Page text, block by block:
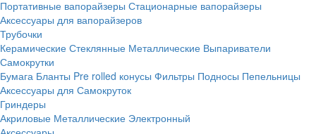
Портативные вапорайзеры Стационарные вапорайзеры
Аксессуары для вапорайзеров
Трубочки
Керамические Стеклянные Металлические Выпариватели
Самокрутки
Бумага Бланты Pre rolled конусы Фильтры Подносы Пепельницы
Аксессуары для Самокруток
Гриндеры
Акриловые Металлические Электронный